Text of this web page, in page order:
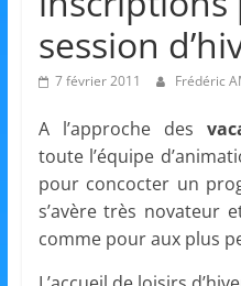
session
7 février 2011 Frédéric
A l’approche des
toute l’équipe
pour concocter un
s’avère très novateur
comme pour aux plus